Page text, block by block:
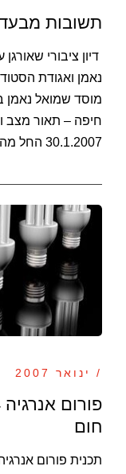
תשובות
דיון ציבורי
נאמן ואגודת
חיפה – תאור מצב
30.1.2007 החל מהשעה 19:00 בנ
/ ינואר 2007
חום
תכנית פורום